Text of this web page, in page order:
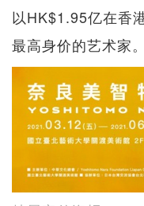
以HK$1.95亿在香
最高身价的艺术家。